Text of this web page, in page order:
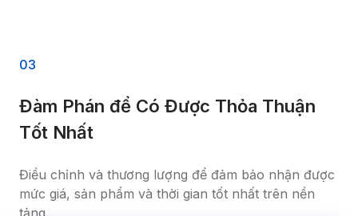
03
Đàm Phán để Có Được Thỏa Thuận
Tốt Nhất
Điều chỉnh và thương lượng để đảm bảo nhận được
mức giá, sản phẩm và thời gian tốt nhất trên nền
tảng.